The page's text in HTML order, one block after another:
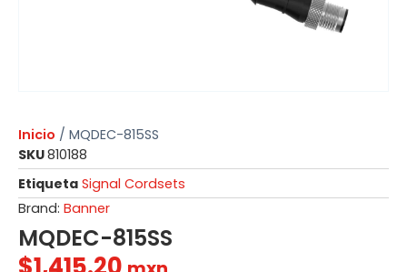
Inicio / MQDEC-815SS
SKU810188
Etiqueta Signal Cordsets
Brand: Banner
MQDEC-815SS